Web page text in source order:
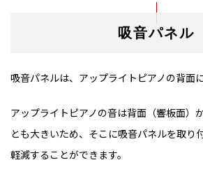
吸音パネル
吸音パネルは、アップライトピアノの背面
アップライトピアノの音は背面（響板面）
とも大きいため、そこに吸音パネルを取り
軽減することができます。